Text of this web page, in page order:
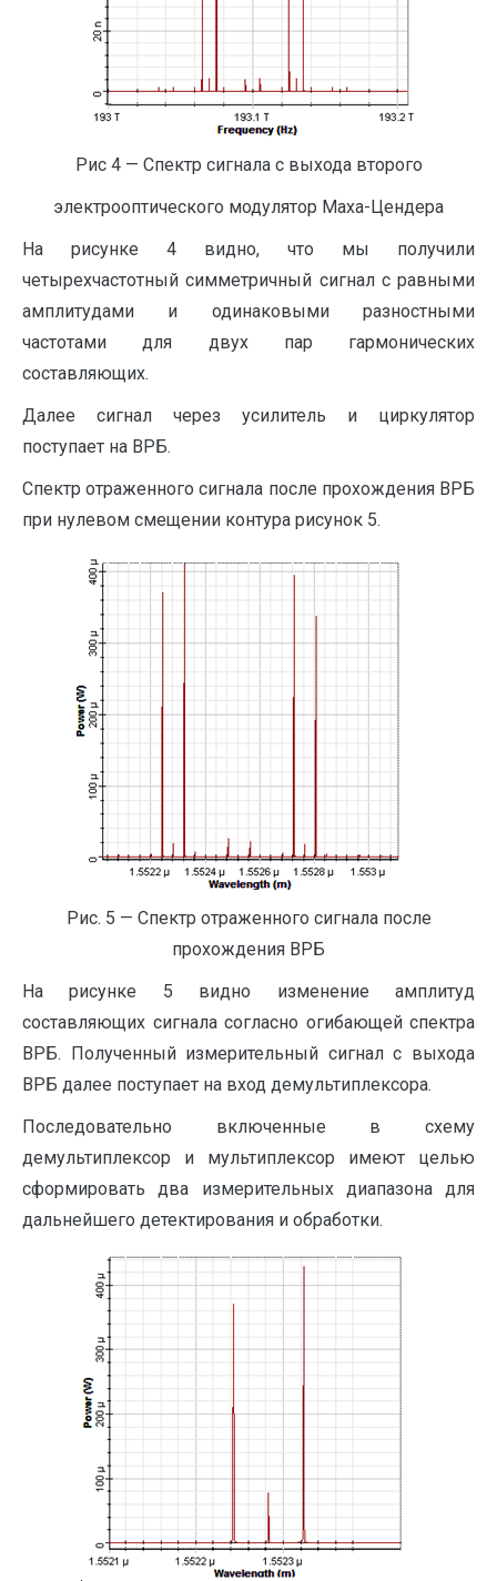
Рис 4 — Спектр сигнала с выхода второго
электрооптического модулятор Маха-Цендера
На рисунке 4 видно, что мы получили
четырехчастотный симметричный сигнал с равными
амплитудами и одинаковыми разностными
частотами для двух пар гармонических
составляющих.
Далее сигнал через усилитель и циркулятор
поступает на ВРБ.
Спектр отраженного сигнала после прохождения ВРБ
при нулевом смещении контура рисунок 5.
Рис. 5 — Спектр отраженного сигнала после
прохождения ВРБ
На рисунке 5 видно изменение амплитуд
составляющих сигнала согласно огибающей спектра
ВРБ. Полученный измерительный сигнал с выхода
ВРБ далее поступает на вход демультиплексора.
Последовательно включенные в схему
демультиплексор и мультиплексор имеют целью
сформировать два измерительных диапазона для
дальнейшего детектирования и обработки.